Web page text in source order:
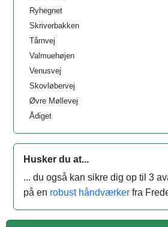
Ryhegnet
Skriverbakken
Tårnvej
Valmuehøjen
Venusvej
Skovløbervej
Øvre Møllevej
Ådiget
Husker du at...
... du også kan sikre dig op til 3
på en robust håndværker fra